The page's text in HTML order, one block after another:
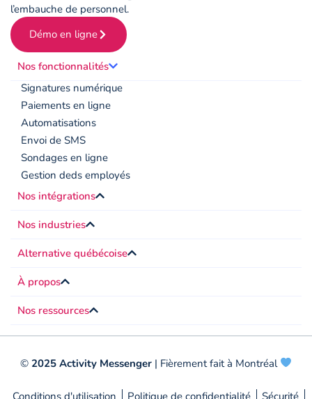
l’embauche de personnel.
Démo en ligne
Nos fonctionnalités
Signatures numérique
Paiements en ligne
Automatisations
Envoi de SMS
Sondages en ligne
Gestion deds employés
Nos intégrations
Nos industries
Alternative québécoise
À propos
Nos ressources
© 2025 Activity Messenger| Fièrement fait à Montréal